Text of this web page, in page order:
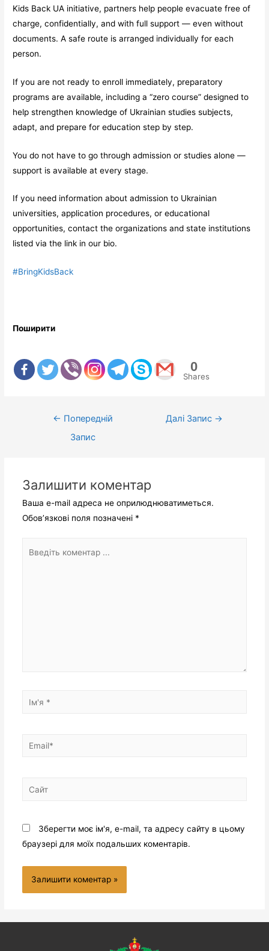
Kids Back UA initiative, partners help people evacuate free of
charge, confidentially, and with full support — even without
documents. A safe route is arranged individually for each
person.
If you are not ready to enroll immediately, preparatory
programs are available, including a “zero course” designed to
help strengthen knowledge of Ukrainian studies subjects,
adapt, and prepare for education step by step.
You do not have to go through admission or studies alone —
support is available at every stage.
If you need information about admission to Ukrainian
universities, application procedures, or educational
opportunities, contact the organizations and state institutions
listed via the link in our bio.
#BringKidsBack
Поширити
0
Shares
← Попередній
Запис
Далі Запис →
Залишити коментар
Ваша e-mail адреса не оприлюднюватиметься.
Обов’язкові поля позначені *
Зберегти моє ім'я, e-mail, та адресу сайту в цьому
браузері для моїх подальших коментарів.